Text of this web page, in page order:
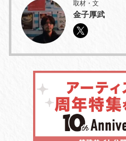
取材・文
金子厚武